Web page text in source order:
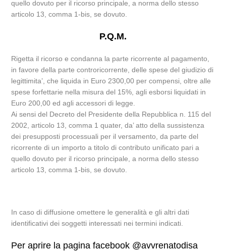
quello dovuto per il ricorso principale, a norma dello stesso
articolo 13, comma 1-bis, se dovuto.
P.Q.M.
Rigetta il ricorso e condanna la parte ricorrente al pagamento,
in favore della parte controricorrente, delle spese del giudizio di
legittimita’, che liquida in Euro 2300,00 per compensi, oltre alle
spese forfettarie nella misura del 15%, agli esborsi liquidati in
Euro 200,00 ed agli accessori di legge.
Ai sensi del Decreto del Presidente della Repubblica n. 115 del
2002, articolo 13, comma 1 quater, da’ atto della sussistenza
dei presupposti processuali per il versamento, da parte del
ricorrente di un importo a titolo di contributo unificato pari a
quello dovuto per il ricorso principale, a norma dello stesso
articolo 13, comma 1-bis, se dovuto.
In caso di diffusione omettere le generalità e gli altri dati
identificativi dei soggetti interessati nei termini indicati.
Per aprire la pagina facebook @avvrenatodisa